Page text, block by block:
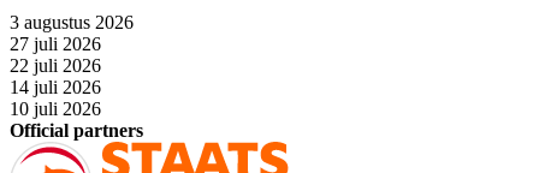
3 augustus 2026
27 juli 2026
22 juli 2026
14 juli 2026
10 juli 2026
Official partners